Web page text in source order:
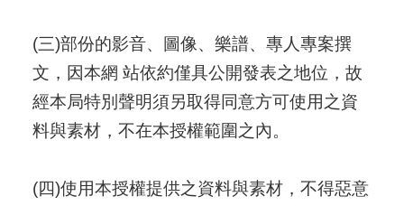
(三)部份的影音、圖像、樂譜、專人專案撰
文，因本網 站依約僅具公開發表之地位，故
經本局特別聲明須另取得同意方可使用之資
料與素材，不在本授權範圍之內。
(四)使用本授權提供之資料與素材，不得惡意